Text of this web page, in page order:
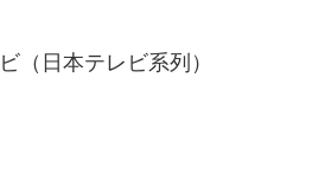
（日本テレビ系列）